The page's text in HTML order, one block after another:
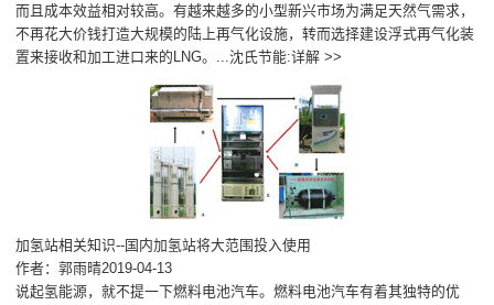
而且成本效益相对较高。有越来越多的小型新兴市场为满足天然气需求，
不再花大价钱打造大规模的陆上再气化设施，转而选择建设浮式再气化装
置来接收和加工进口来的LNG。...沈氏节能:详解 >>
加氢站相关知识--国内加氢站将大范围投入使用
作者：郭雨晴2019-04-13
说起氢能源，就不提一下燃料电池汽车。燃料电池汽车有着其独特的优